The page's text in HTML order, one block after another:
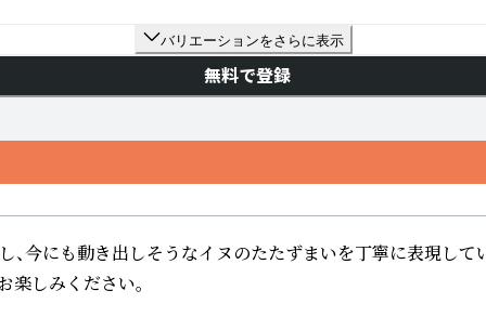
バリエーションをさらに表示
無料で登録
、今にも動き出しそうなイヌのたたずまいを丁寧に表現して
しみください。